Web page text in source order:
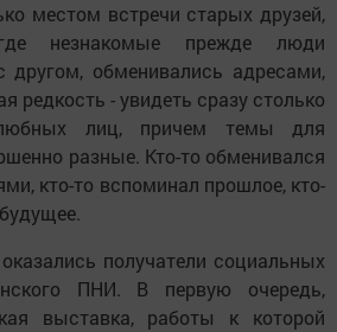
местом встречи старых друзей,
незнакомые прежде люди
другом, обменивались адресами,
редкость - увидеть сразу столько
лиц, причем темы для
разные. Кто-то обменивался
кто-то вспоминал прошлое, кто-
получатели социальных
ПНИ. В первую очередь,
выставка, работы к которой